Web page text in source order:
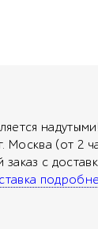
надутыми!
Москва (от 2
с